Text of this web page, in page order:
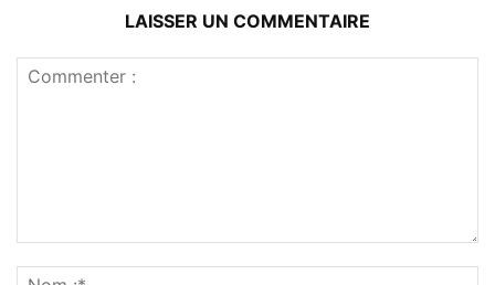
LAISSER UN COMMENTAIRE